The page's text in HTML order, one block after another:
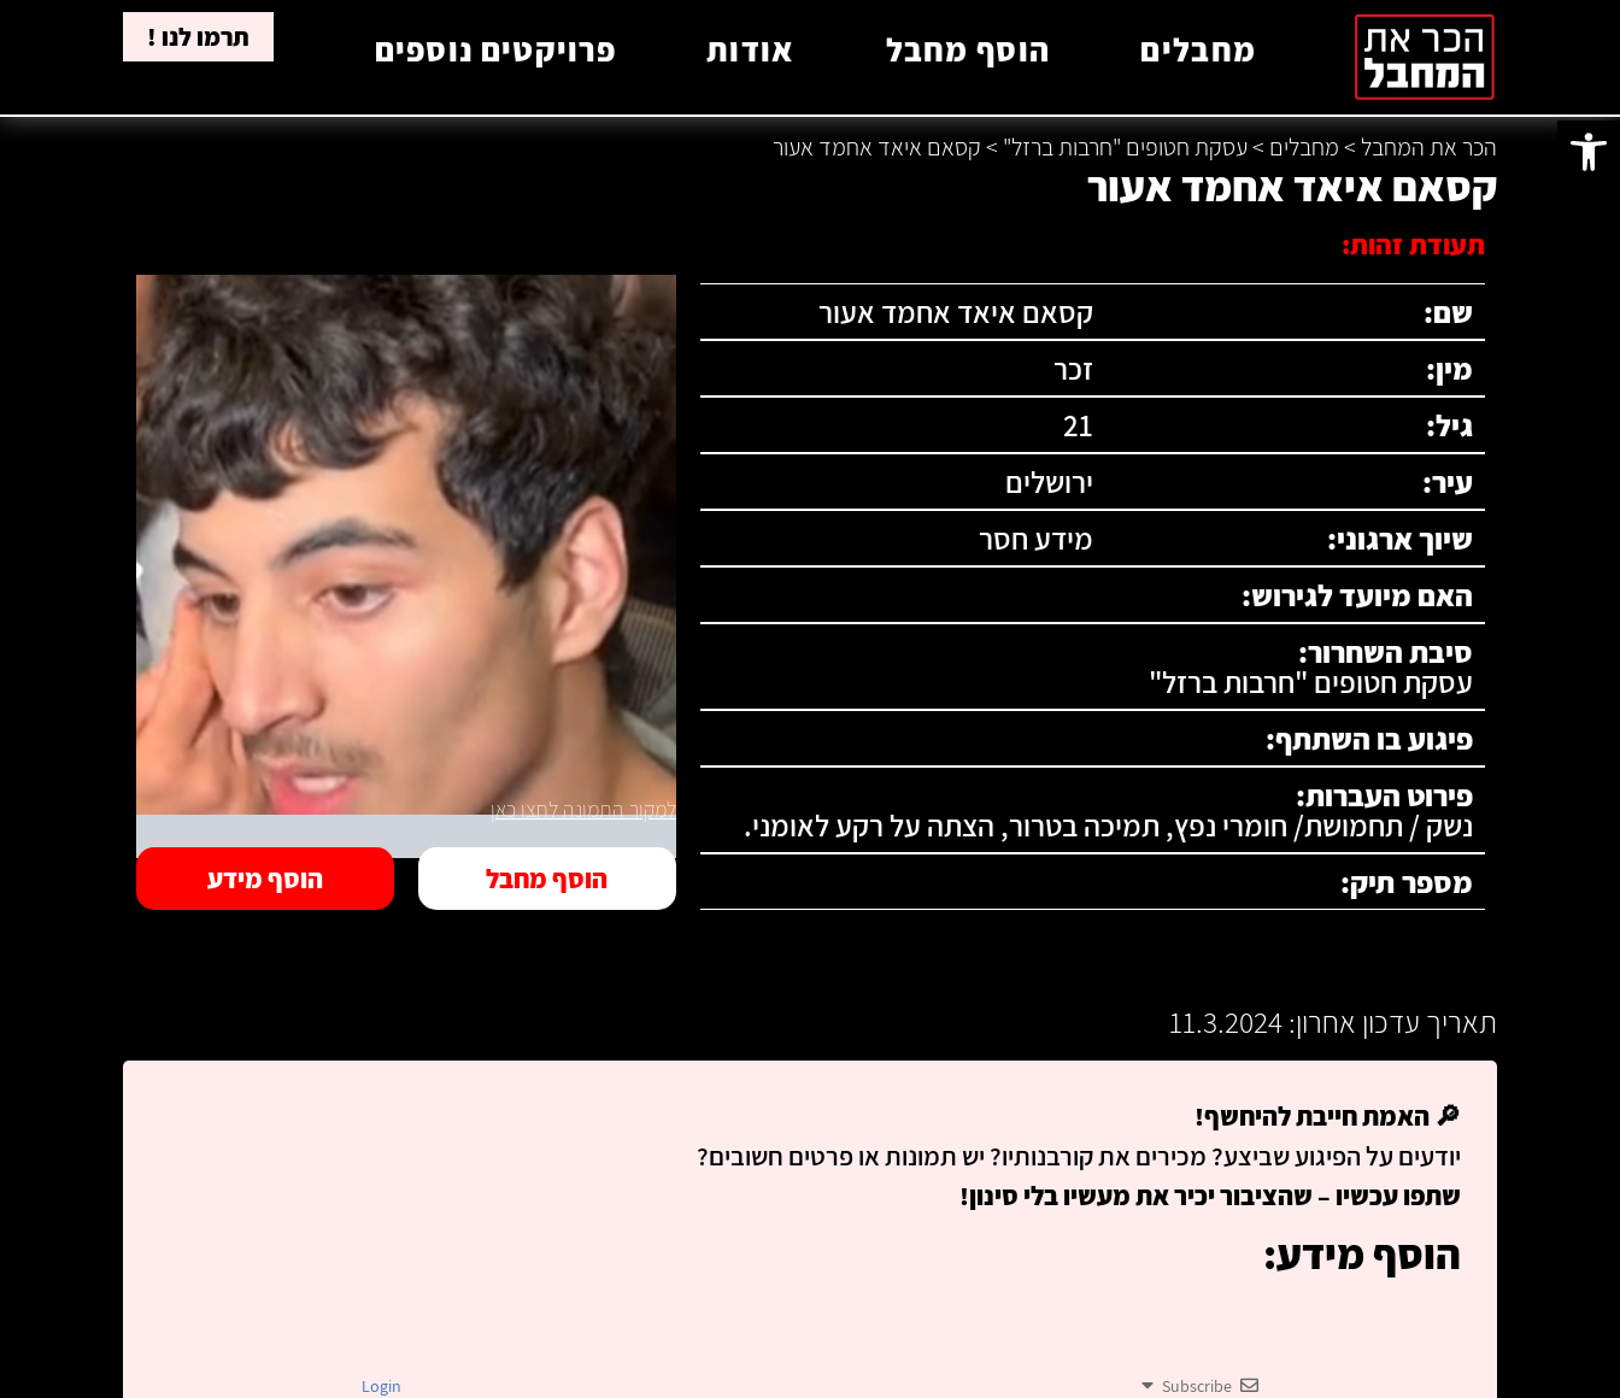
מחבלים הוסף מחבל אודות פרויקטים נוספים תרמו לנו !
הכר את המחבל >מחבלים >עסקת חטופים "חרבות ברזל" >קסאם איאד אחמד אעור
קסאם איאד אחמד אעור
תעודת זהות:
שם:
קסאם איאד אחמד אעור
מין:
זכר
גיל:
21
עיר:
ירושלים
שיוך ארגוני:
מידע חסר
האם מיועד לגירוש:
סיבת השחרור:
עסקת חטופים "חרבות ברזל"
פיגוע בו השתתף:
פירוט העברות:
נשק / תחמושת/ חומרי נפץ, תמיכה בטרור, הצתה על רקע לאומני.
מספר תיק:
למקור התמונה לחצו כאן
הוסף מחבל הוסף מידע
תאריך עדכון אחרון: 11.3.2024
🔎 האמת חייבת להיחשף!
יודעים על הפיגוע שביצע? מכירים את קורבנותיו? יש תמונות או פרטים חשובים?
שתפו עכשיו – שהציבור יכיר את מעשיו בלי סינון!
הוסף מידע:
Subscribe
פתח סרגל נגישות